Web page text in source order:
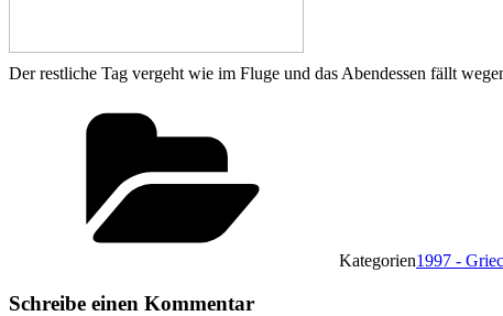
Der restliche Tag vergeht wie im Fluge und das Abendessen fällt
Kategorien1997 -
Schreibe einen Kommentar